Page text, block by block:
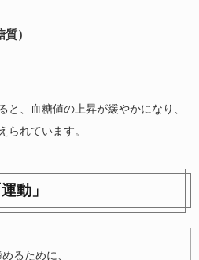
）
と、血糖値の上昇が緩やかになり、
られています。
動」
るために、